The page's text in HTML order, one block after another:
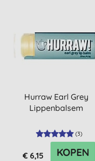
Hurraw Earl Grey
Lippenbalsem
(3)
€ 6,15 KOPEN